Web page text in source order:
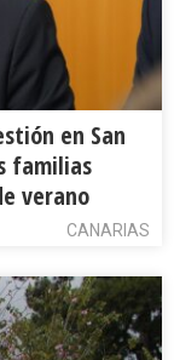
en San
familias
verano
CANARIAS